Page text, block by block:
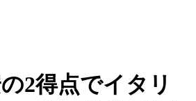
2得点でイタリ